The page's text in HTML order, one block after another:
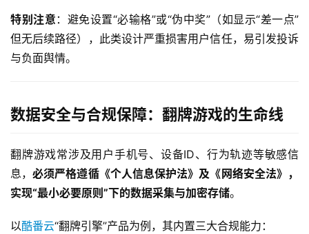
特别注意 ：避免设置“必输格”或“伪中奖”（如显示“差一点”
但无后续路径），此类设计严重损害用户信任，易引发投诉
与负面舆情。
数据安全与合规保障：翻牌游戏的生命线
翻牌游戏常涉及用户手机号、设备ID、行为轨迹等敏感信
息，必须严格遵循《个人信息保护法》及《网络安全法》，
实现“最小必要原则”下的数据采集与加密存储。
以酷番云“翻牌引擎”产品为例，其内置三大合规能力：